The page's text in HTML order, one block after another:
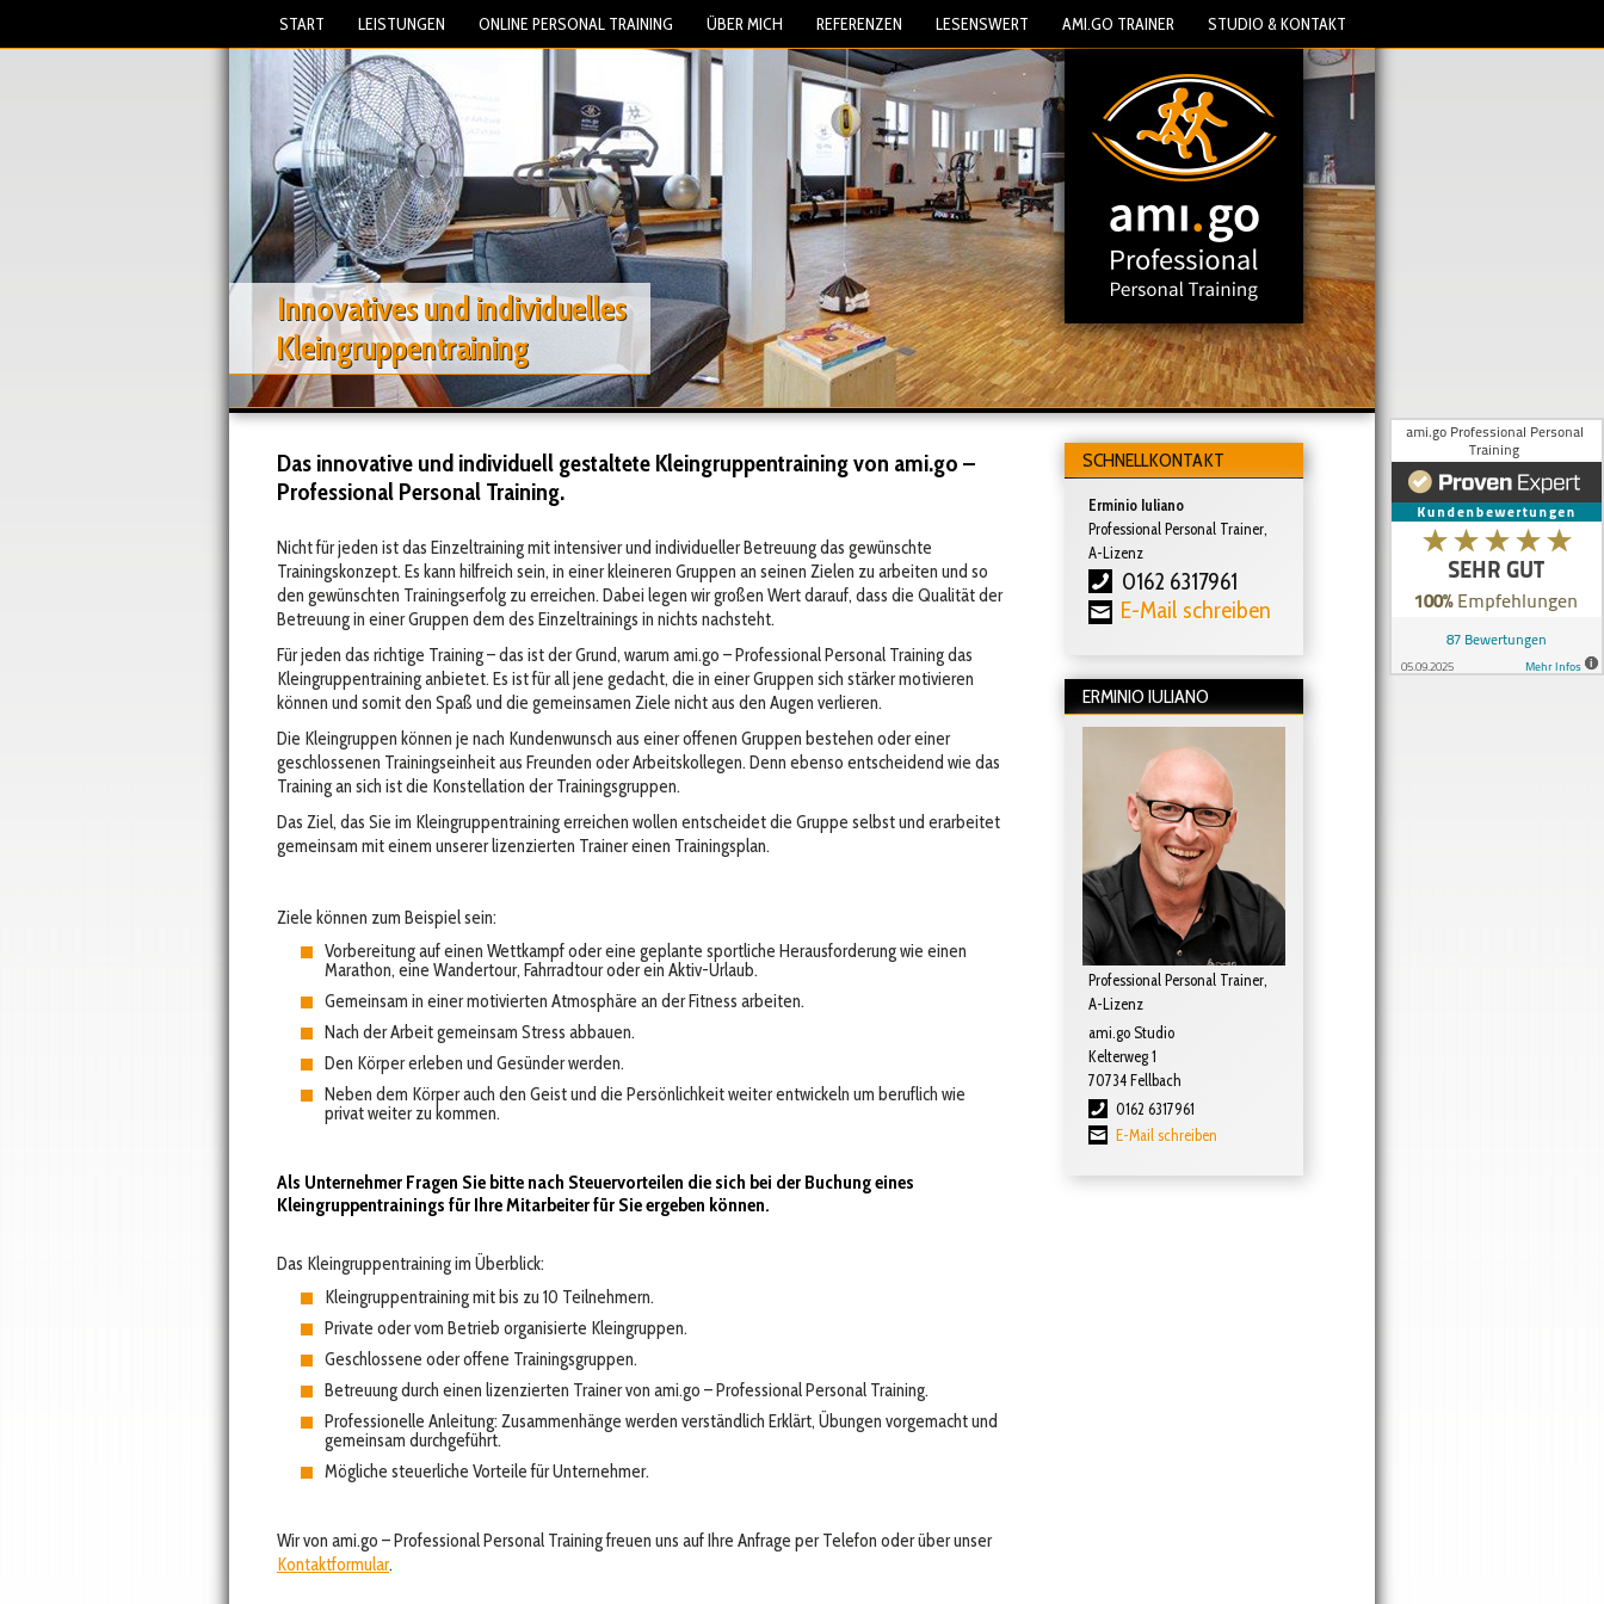
START LEISTUNGEN ONLINE PERSONAL TRAINING ÜBER MICH REFERENZEN LESENSWERT AMI.GO TRAINER STUDIO & KONTAKT
Innovatives und individuelles
Kleingruppentraining
Das innovative und individuell gestaltete Kleingruppentraining von ami.go –
Professional Personal Training.
Nicht für jeden ist das Einzeltraining mit intensiver und individueller Betreuung das gewünschte
Trainingskonzept. Es kann hilfreich sein, in einer kleineren Gruppen an seinen Zielen zu arbeiten und so
den gewünschten Trainingserfolg zu erreichen. Dabei legen wir großen Wert darauf, dass die Qualität der
Betreuung in einer Gruppen dem des Einzeltrainings in nichts nachsteht.
Für jeden das richtige Training – das ist der Grund, warum ami.go – Professional Personal Training das
Kleingruppentraining anbietet. Es ist für all jene gedacht, die in einer Gruppen sich stärker motivieren
können und somit den Spaß und die gemeinsamen Ziele nicht aus den Augen verlieren.
Die Kleingruppen können je nach Kundenwunsch aus einer offenen Gruppen bestehen oder einer
geschlossenen Trainingseinheit aus Freunden oder Arbeitskollegen. Denn ebenso entscheidend wie das
Training an sich ist die Konstellation der Trainingsgruppen.
Das Ziel, das Sie im Kleingruppentraining erreichen wollen entscheidet die Gruppe selbst und erarbeitet
gemeinsam mit einem unserer lizenzierten Trainer einen Trainingsplan.
Ziele können zum Beispiel sein:
Vorbereitung auf einen Wettkampf oder eine geplante sportliche Herausforderung wie einen
Marathon, eine Wandertour, Fahrradtour oder ein Aktiv-Urlaub.
Gemeinsam in einer motivierten Atmosphäre an der Fitness arbeiten.
Nach der Arbeit gemeinsam Stress abbauen.
Den Körper erleben und Gesünder werden.
Neben dem Körper auch den Geist und die Persönlichkeit weiter entwickeln um beruflich wie
privat weiter zu kommen.
Als Unternehmer Fragen Sie bitte nach Steuervorteilen die sich bei der Buchung eines
Kleingruppentrainings für Ihre Mitarbeiter für Sie ergeben können.
Das Kleingruppentraining im Überblick:
Kleingruppentraining mit bis zu 10 Teilnehmern.
Private oder vom Betrieb organisierte Kleingruppen.
Geschlossene oder offene Trainingsgruppen.
Betreuung durch einen lizenzierten Trainer von ami.go – Professional Personal Training.
Professionelle Anleitung: Zusammenhänge werden verständlich Erklärt, Übungen vorgemacht und
gemeinsam durchgeführt.
Mögliche steuerliche Vorteile für Unternehmer.
Wir von ami.go – Professional Personal Training freuen uns auf Ihre Anfrage per Telefon oder über unser
Kontaktformular.
SCHNELLKONTAKT
Erminio Iuliano
Professional Personal Trainer,
A-Lizenz
0162 6317961
E-Mail schreiben
ERMINIO IULIANO
Professional Personal Trainer,
A-Lizenz
ami.go Studio
Kelterweg 1
70734 Fellbach
0162 6317961
E-Mail schreiben